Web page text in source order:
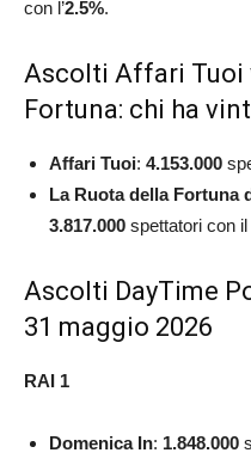
con l’2.5%.
Ascolti Affari Tuoi
Fortuna: chi ha
Affari Tuoi: 4.153.000
La Ruota della Fortuna
3.817.000 spettatori con il
Ascolti DayTime
31 maggio 2026
RAI 1
Domenica In: 1.848.000